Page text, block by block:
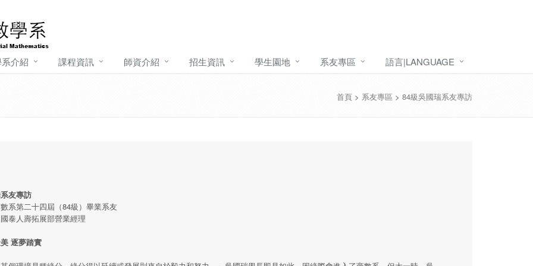
介紹 課程資訊 師資介紹 招生資訊 學生園地 系友專區 語言|LANGUAGE
首頁 > 系友專區 > 84級吳國瑞系友專訪
友專訪
系第二十四屆（84級）畢業系友
泰人壽拓展部營業經理
逐夢踏實